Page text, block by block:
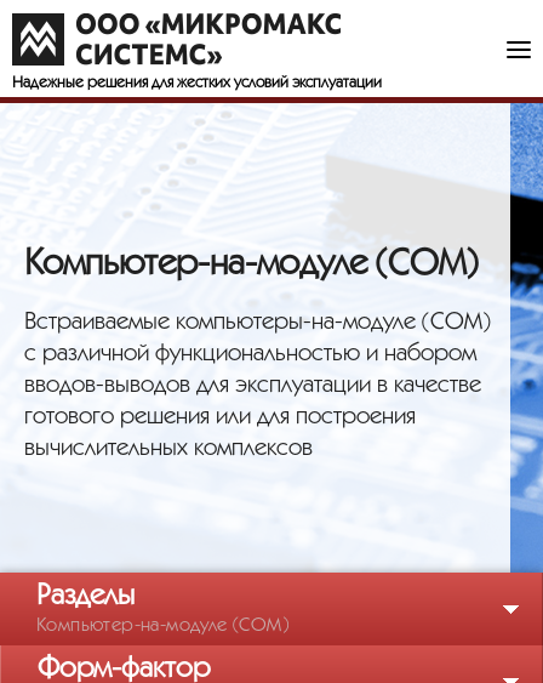
Надежные решения для жестких условий эксплуатации
Компьютер-на-модуле (COM)
Встраиваемые компьютеры-на-модуле (COM)
с различной функциональностью и набором
вводов-выводов для эксплуатации в качестве
готового решения или для построения
вычислительных комплексов
Разделы
Компьютер-на-модуле (COM)
Форм-фактор